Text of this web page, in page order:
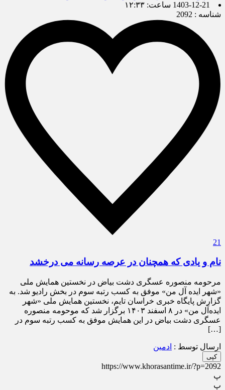
1403-12-21 ساعت: ۱۲:۳۳
شناسه : 2092
21
نام و یادی که همچنان در عرصه رسانه می درخشد
مرحومه منصوره عسگری دشت بیاض در نخستین همایش ملی
«شهر ایده آل من» موفق به کسب رتبه سوم در بخش رادیو شد. به
گزارش پایگاه خبری خراسان تایم، نخستین همایش ملی «شهر
ایده‌آل من» در ۸ اسفند ۱۴۰۳ برگزار شد که موحومه منصوره
عسگری دشت بیاض در این همایش موفق به کسب رتبه سوم در
[…]
ارسال توسط : ادمین
کپی
https://www.khorasantime.ir/?p=2092
پ
پ